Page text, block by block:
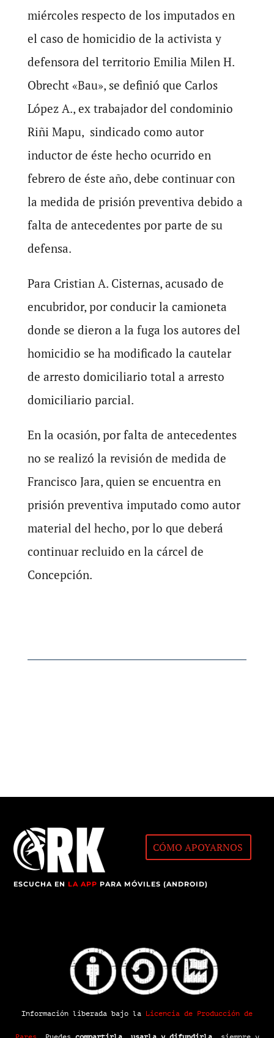
miércoles respecto de los imputados en
el caso de homicidio de la activista y
defensora del territorio Emilia Milen H.
Obrecht «Bau», se definió que Carlos
López A., ex trabajador del condominio
Riñi Mapu, sindicado como autor
inductor de éste hecho ocurrido en
febrero de éste año, debe continuar con
la medida de prisión preventiva debido a
falta de antecedentes por parte de su
defensa.
Para Cristian A. Cisternas, acusado de
encubridor, por conducir la camioneta
donde se dieron a la fuga los autores del
homicidio se ha modificado la cautelar
de arresto domiciliario total a arresto
domiciliario parcial.
En la ocasión, por falta de antecedentes
no se realizó la revisión de medida de
Francisco Jara, quien se encuentra en
prisión preventiva imputado como autor
material del hecho, por lo que deberá
continuar recluido en la cárcel de
Concepción.
CÓMO APOYARNOS
ESCUCHA ENLA APP PARA MÓVILES (ANDROID)
Información liberada bajo la Licencia de Producción de